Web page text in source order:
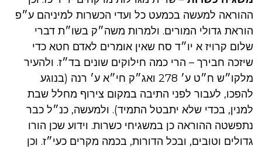
ההוראה למעשה בכמעט כל ועדי הכשרות למיניהם ע״פ
הוראת גדולי המורים. ולמרות משה״ק בשו״ת דברי
שלום קרויז א יו״ד סח שאין אומרים לאדם חטא כדי
שיזכה חבירך – הרי כמה חילוקים שונים בד״ז. ולהעיר
מלקו״ש ח״ט ע׳ 278 ואג״ק חי״א ע׳ רנה (בנוגע
להפכו, לעבור לפני התיבה במקום צירוף מחלל שבת
למנין, בכדי שלא יתבטל התמיד). ולמעשה, כנ״ל כבר
נתפשטה ההוראה כן במשגיחי כשרות. וידוע שכן הורו
גדולים וטובים, ובכל הדורות, בכמה מקרים כעי״ז. וכן